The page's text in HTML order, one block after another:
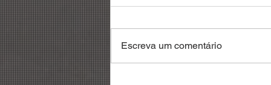
Escreva um comentário